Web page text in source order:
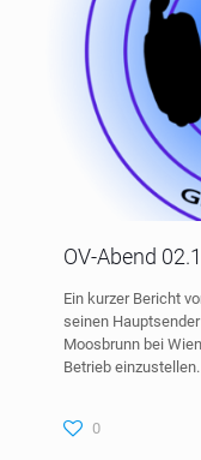
OV-Abend
Ein kurzer Bericht
seinen
Moosbrunn bei
Betrieb
0